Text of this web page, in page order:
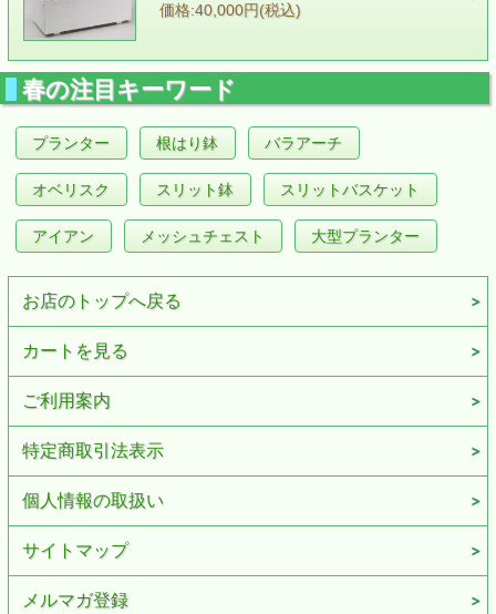
価格:40,000円(税込)
春の注目キーワード
プランター 根はり鉢 バラアーチ
オベリスク スリット鉢 スリットバスケット
アイアン メッシュチェスト 大型プランター
お店のトップへ戻る
カートを見る
ご利用案内
特定商取引法表示
個人情報の取扱い
サイトマップ
メルマガ登録